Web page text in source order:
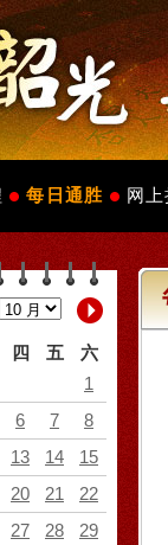
每日通胜 网上
四 五
六
1
6 7
8
13 14
15
20 21
22
27 28
29